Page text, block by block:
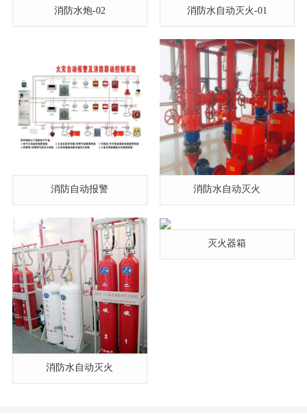
消防水炮-02 消防水自动灭火-01
消防自动报警 消防水自动灭火
消防水自动灭火
灭火器箱